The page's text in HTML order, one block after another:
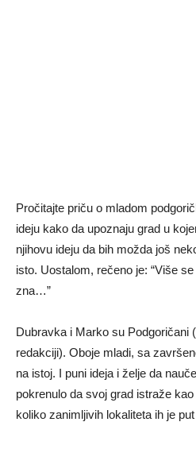
Pročitajte priču o mladom
ideju kako da upoznaju grad u
njihovu ideju da bih možda još
isto. Uostalom, rečeno je: “Više
zna…”
Dubravka i Marko su Podgoričani
redakciji). Oboje mladi, sa
na istoj. I puni ideja i želje da
pokrenulo da svoj grad istraže
koliko zanimljivih lokaliteta ih je